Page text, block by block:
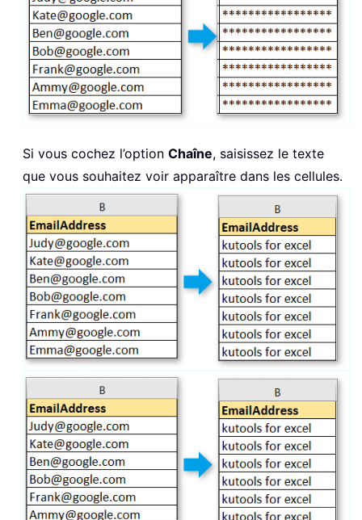
Si vous cochez l’option Chaîne, saisissez le texte
que vous souhaitez voir apparaître dans les cellules.